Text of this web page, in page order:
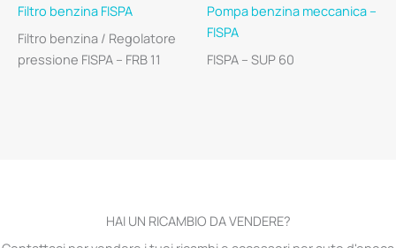
Filtro benzina FISPA
Filtro benzina / Regolatore
pressione FISPA – FRB 11
Pompa benzina meccanica –
FISPA
FISPA – SUP 60
HAI UN RICAMBIO DA VENDERE?